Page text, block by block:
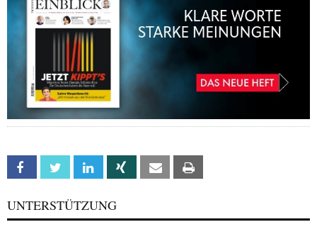
Facebook Twitter Linkedin Xing Email
UNTERSTÜTZUNG